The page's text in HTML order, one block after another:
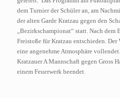
dem Turnier der Schüler an, am
der alten Garde Kratzau gegen den
„Bezirkschampionat“ statt. Nach dem
Freistoße für Kratzau entschieden.
eine angenehme Atmosphäre
Kratzauer A Mannschaft gegen Gross
einem Feuerwerk beendet.